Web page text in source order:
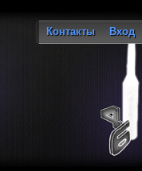
Контакты Вход